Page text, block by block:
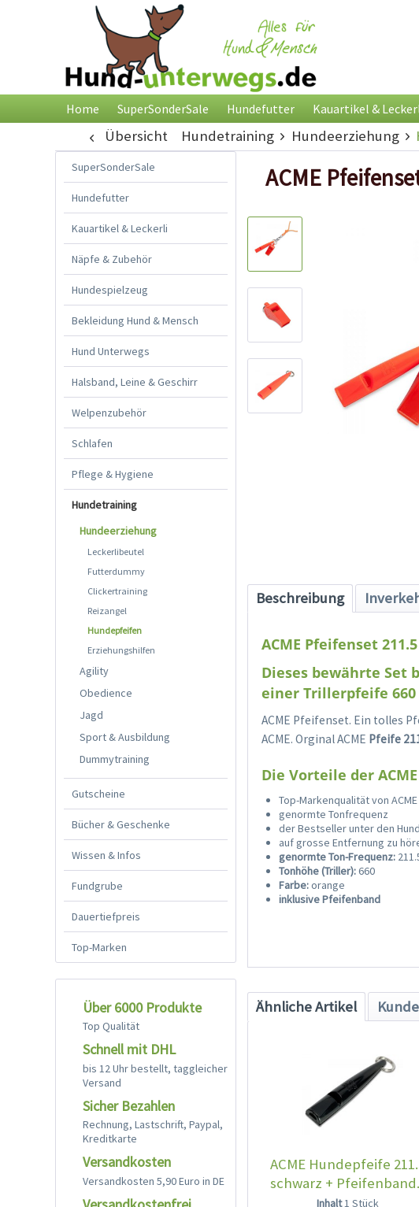
Home SuperSonderSale Hundefutter Kauartikel &
Übersicht Hundetraining Hundeerziehung
SuperSonderSale
Hundefutter
Kauartikel & Leckerli
Näpfe & Zubehör
Hundespielzeug
Bekleidung Hund & Mensch
Hund Unterwegs
Halsband, Leine & Geschirr
Welpenzubehör
Schlafen
Pflege & Hygiene
Hundetraining
Hundeerziehung
Leckerlibeutel
Futterdummy
Clickertraining
Reizangel
Hundepfeifen
Erziehungshilfen
Agility
Obedience
Jagd
Sport & Ausbildung
Dummytraining
Gutscheine
Bücher & Geschenke
Wissen & Infos
Fundgrube
Dauertiefpreis
Top-Marken
Über 6000 Produkte
Top Qualität
Schnell mit DHL
bis 12 Uhr bestellt, taggleicher
Versand
Sicher Bezahlen
Rechnung, Lastschrift, Paypal,
Kreditkarte
Versandkosten
Versandkosten 5,90 Euro in DE
ACME
Beschreibung
ACME Pfeifenset
Dieses bewährte Set
einer Trillerpfeife
ACME Pfeifenset. Ein tolles
ACME. Orginal ACME Pfeife
Die Vorteile der
Top-Markenqualität von ACME
genormte Tonfrequenz
der Bestseller unter den
auf grosse Entfernung zu
genormte Ton-Frequenz:
Tonhöhe (Triller):660
Farbe:orange
inklusive Pfeifenband
Ähnliche Artikel
ACME Hundepfeife
schwarz +
Inhalt1 Stück